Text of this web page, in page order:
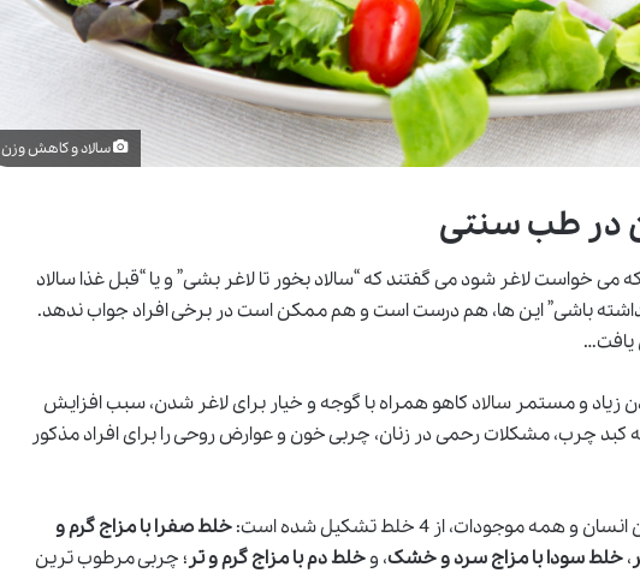
سالاد و کاهش وزن
در طب سنتی
خواست لاغر شود می گفتند که “سالاد بخور تا لاغر بشی” و یا “قبل غذا سالاد
نداشته باشی” این ها، هم درست است و هم ممکن است در برخی افراد جواب ندهد.
یافت…
زیاد و مستمر سالادکاهو همراه با گوجه و خیار برای لاغر شدن، سبب افزایش
کبد چرب، مشکلات رحمی در زنان، چربی خون و عوارض روحی را برای افراد مذکور
از 4 خلط تشکیل شده است:
خلط صفرا با مزاج گرم و
،خلط سودا با مزاج سرد و خشک، وخلط دم با مزاج گرم و تر؛ چربی مرطوب ترین